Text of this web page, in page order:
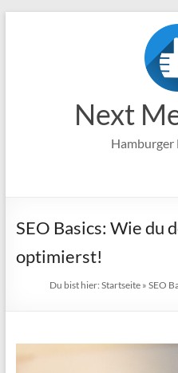
Next
Hamburger
SEO Basics: Wie du
optimierst!
Du bist hier:Startseite »SEO